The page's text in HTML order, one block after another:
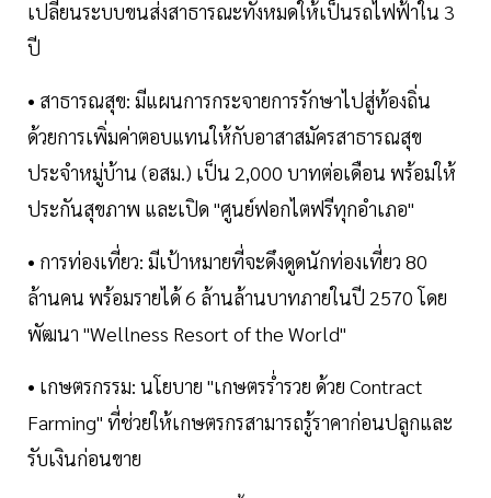
เปลี่ยนระบบขนส่งสาธารณะทั้งหมดให้เป็นรถไฟฟ้าใน 3
ปี
• สาธารณสุข: มีแผนการกระจายการรักษาไปสู่ท้องถิ่น
ด้วยการเพิ่มค่าตอบแทนให้กับอาสาสมัครสาธารณสุข
ประจำหมู่บ้าน (อสม.) เป็น 2,000 บาทต่อเดือน พร้อมให้
ประกันสุขภาพ และเปิด "ศูนย์ฟอกไตฟรีทุกอำเภอ"
• การท่องเที่ยว: มีเป้าหมายที่จะดึงดูดนักท่องเที่ยว 80
ล้านคน พร้อมรายได้ 6 ล้านล้านบาทภายในปี 2570 โดย
พัฒนา "Wellness Resort of the World"
• เกษตรกรรม: นโยบาย "เกษตรร่ำรวย ด้วย Contract
Farming" ที่ช่วยให้เกษตรกรสามารถรู้ราคาก่อนปลูกและ
รับเงินก่อนขาย